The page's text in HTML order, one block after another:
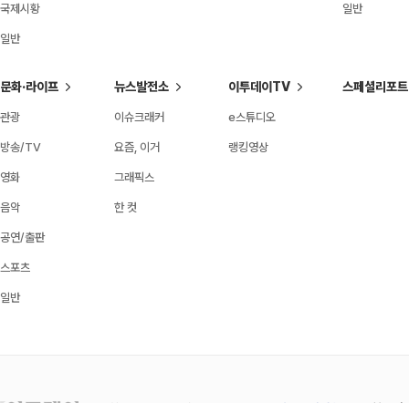
국제시황
일반
일반
문화·라이프
관광
방송/TV
영화
음악
공연/출판
스포츠
일반
뉴스발전소
이슈크래커
요즘, 이거
그래픽스
한 컷
이투데이TV
e스튜디오
랭킹영상
스페셜리포트